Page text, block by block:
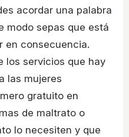
acordar una palabra
modo sepas que está
en consecuencia.
los servicios que hay
las mujeres
gratuito en
de maltrato o
lo necesiten y que